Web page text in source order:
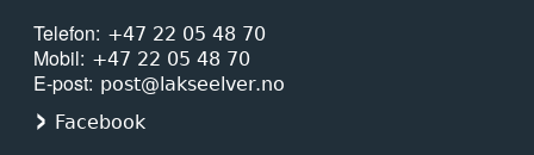
hatt rett hele tiden!
15. april 2026
Telefon
+47 22 05 48 70
Mobil +47 22 05 48 70
E-post post@lakseelver.no
Facebook